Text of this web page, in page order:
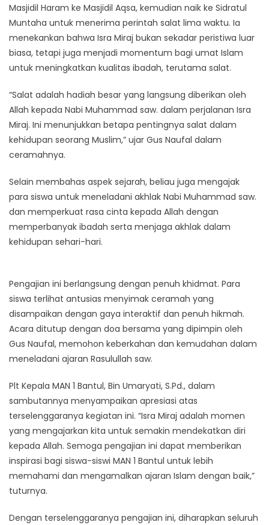
Masjidil Haram ke Masjidil Aqsa, kemudian naik ke Sidratul
Muntaha untuk menerima perintah salat lima waktu. Ia
menekankan bahwa Isra Miraj bukan sekadar peristiwa luar
biasa, tetapi juga menjadi momentum bagi umat Islam
untuk meningkatkan kualitas ibadah, terutama salat.
“Salat adalah hadiah besar yang langsung diberikan oleh
Allah kepada Nabi Muhammad saw. dalam perjalanan Isra
Miraj. Ini menunjukkan betapa pentingnya salat dalam
kehidupan seorang Muslim,” ujar Gus Naufal dalam
ceramahnya.
Selain membahas aspek sejarah, beliau juga mengajak
para siswa untuk meneladani akhlak Nabi Muhammad saw.
dan memperkuat rasa cinta kepada Allah dengan
memperbanyak ibadah serta menjaga akhlak dalam
kehidupan sehari-hari.
Pengajian ini berlangsung dengan penuh khidmat. Para
siswa terlihat antusias menyimak ceramah yang
disampaikan dengan gaya interaktif dan penuh hikmah.
Acara ditutup dengan doa bersama yang dipimpin oleh
Gus Naufal, memohon keberkahan dan kemudahan dalam
meneladani ajaran Rasulullah saw.
Plt Kepala MAN 1 Bantul, Bin Umaryati, S.Pd., dalam
sambutannya menyampaikan apresiasi atas
terselenggaranya kegiatan ini. “Isra Miraj adalah momen
yang mengajarkan kita untuk semakin mendekatkan diri
kepada Allah. Semoga pengajian ini dapat memberikan
inspirasi bagi siswa-siswi MAN 1 Bantul untuk lebih
memahami dan mengamalkan ajaran Islam dengan baik,”
tuturnya.
Dengan terselenggaranya pengajian ini, diharapkan seluruh